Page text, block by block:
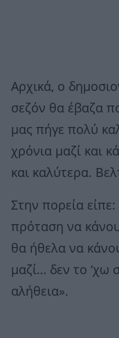
Αρχικά, ο
σεζόν θα έβαζα
μας πήγε πολύ
χρόνια μαζί και
και καλύτερα.
Στην πορεία
πρόταση να
θα ήθελα να
μαζί… δεν το ‘χω
αλήθεια».